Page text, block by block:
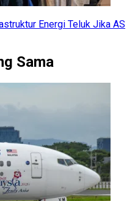
Energi Teluk Jika AS
Sama